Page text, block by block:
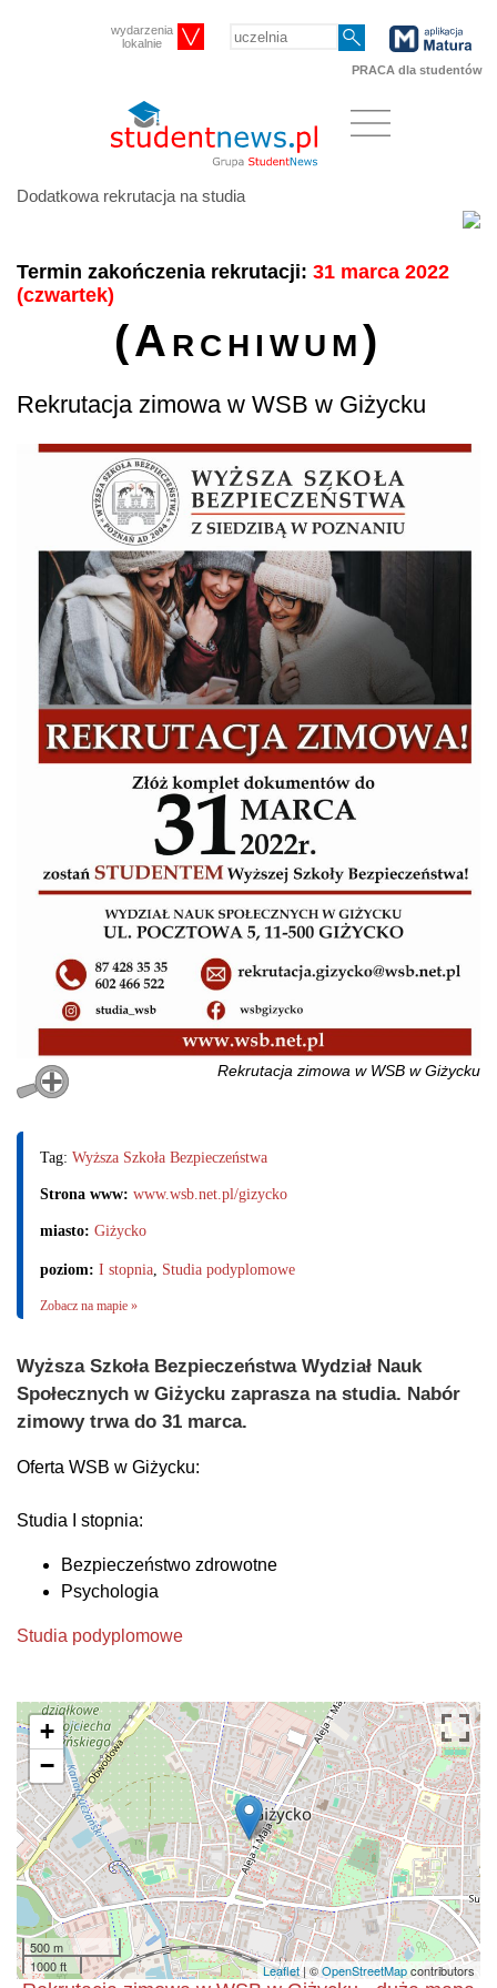
wydarzenia
lokalnie
PRACA dla studentów
Dodatkowa rekrutacja na studia
Termin zakończenia rekrutacji: 31 marca 2022
(czwartek)
(Archiwum)
Rekrutacja zimowa w WSB w Giżycku
Rekrutacja zimowa w WSB w Giżycku
Tag: Wyższa Szkoła Bezpieczeństwa
Strona www: www.wsb.net.pl/gizycko
miasto: Giżycko
poziom: I stopnia Studia podyplomowe
Zobacz na mapie »
Wyższa Szkoła Bezpieczeństwa Wydział Nauk
Społecznych w Giżycku zaprasza na studia. Nabór
zimowy trwa do 31 marca.
Oferta WSB w Giżycku:
Studia I stopnia:
Bezpieczeństwo zdrowotne
Psychologia
Studia podyplomowe
+
−
500 m
1000 ft
Leaflet| ©OpenStreetMapcontributors